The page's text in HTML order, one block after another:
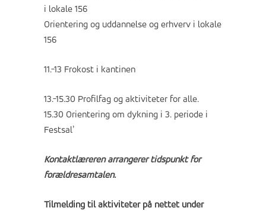
i lokale 156
Orientering og uddannelse og erhverv i lokale
156
11.-13 Frokost i kantinen
13.-15.30 Profilfag og aktiviteter for alle.
15.30 Orientering om dykning i 3. periode i
Festsal’
Kontaktlæreren arrangerer tidspunkt for
forældresamtalen.
Tilmelding til aktiviteter på nettet under